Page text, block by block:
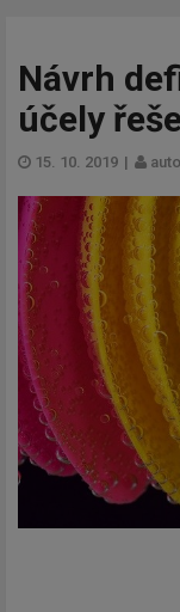
Návrh
účely
15. 10. 2019 |